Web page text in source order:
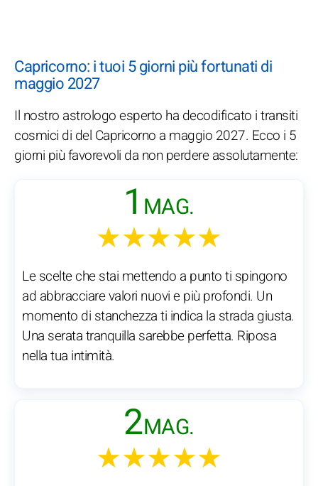
Capricorno: i tuoi 5 giorni più fortunati di
maggio 2027
Il nostro astrologo esperto ha decodificato i transiti
cosmici di del Capricorno a maggio 2027. Ecco i 5
giorni più favorevoli da non perdere assolutamente:
1 MAG.
★★★★★
Le scelte che stai mettendo a punto ti spingono
ad abbracciare valori nuovi e più profondi. Un
momento di stanchezza ti indica la strada giusta.
Una serata tranquilla sarebbe perfetta. Riposa
nella tua intimità.
2MAG.
★★★★★